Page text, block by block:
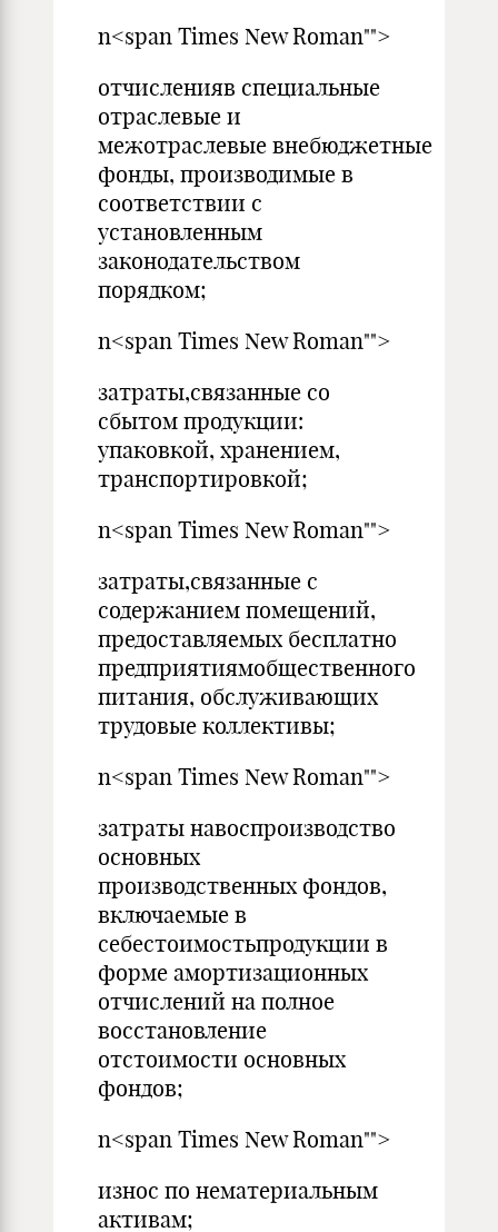
n<span Times New Roman"">
отчисленияв специальные
отраслевые и
межотраслевые внебюджетные
фонды, производимые в
соответствии с
установленным
законодательством
порядком;
n<span Times New Roman"">
затраты,связанные со
сбытом продукции:
упаковкой, хранением,
транспортировкой;
n<span Times New Roman"">
затраты,связанные с
содержанием помещений,
предоставляемых бесплатно
предприятиямобщественного
питания, обслуживающих
трудовые коллективы;
n<span Times New Roman"">
затраты навоспроизводство
основных
производственных фондов,
включаемые в
себестоимостьпродукции в
форме амортизационных
отчислений на полное
восстановление
отстоимости основных
фондов;
n<span Times New Roman"">
износ по нематериальным
активам;